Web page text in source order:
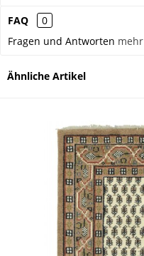
FAQ
0
Fragen und Antworten mehr
Ähnliche Artikel